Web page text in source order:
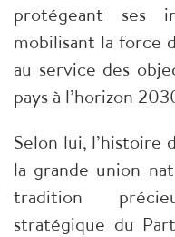
protégeant ses
mobilisant la force
au service des
pays à l’horizon
Selon lui, l’histoire
la grande union
tradition
stratégique du